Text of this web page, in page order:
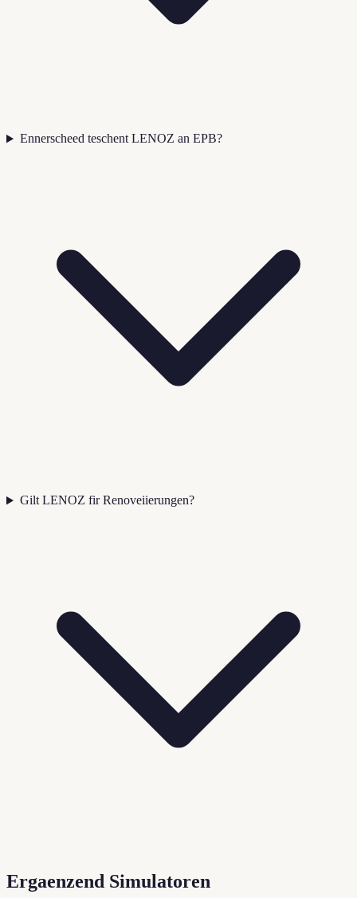
Ennerscheed teschent LENOZ an EPB?
Gilt LENOZ fir Renoveiierungen?
Ergaenzend Simulatoren